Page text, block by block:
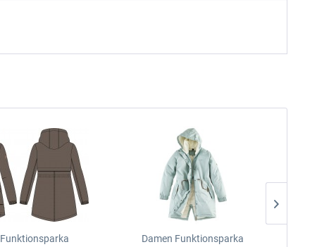
Damen Funktionsparka